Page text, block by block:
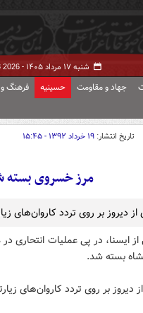
شنبه ۱۷ مرداد ۱۴۰۵ - 2026
جهاد و مقاومت حسینیه فرهنگ
تاریخ انتشار: ۱۹ خرداد ۱۳۹۲ - ۱۵:۴۵
مرز خسروی بسته
دیروز بر روی تردد کاروان‌های
ایسنا، در پی عملیات انتحاری در
بسته شد.
دیروز بر روی تردد کاروان‌های